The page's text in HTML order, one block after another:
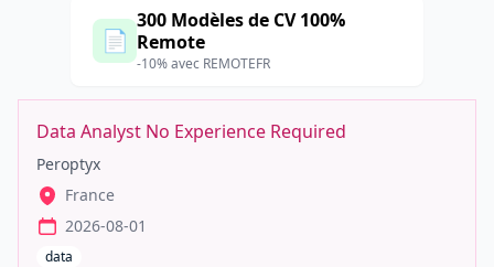
📄
300 Modèles de CV 100%
Remote
-10% avec REMOTEFR
Data Analyst No Experience Required
Peroptyx
France
2026-08-01
data